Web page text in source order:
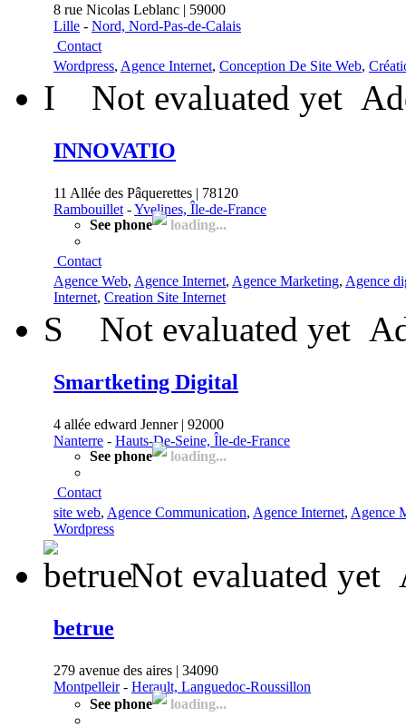
8 rue Nicolas Leblanc | 59000
Lille - Nord, Nord-Pas-de-Calais
Contact
Wordpress, Agence Internet, Conception De Site Web,
I Not evaluated yet
INNOVATIO
11 Allée des Pâquerettes | 78120
Rambouillet -Yvelines, Île-de-France
See phone
loading...
Contact
Agence Web, Agence Internet, Agence Marketing, Agence
Internet, Creation Site Internet
S Not evaluated yet
Smartketing Digital
4 allée edward Jenner | 92000
Nanterre - Hauts-De-Seine, Île-de-France
See phone
loading...
Contact
site web, Agence Communication, Agence Internet, Agence
Wordpress
Not evaluated yet
betrue
279 avenue des aires | 34090
Montpelleir- Herault, Languedoc-Roussillon
See phone
loading...